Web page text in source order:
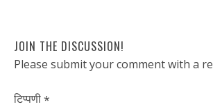
JOIN THE DISCUSSION!
Please submit your comment with a
टिप्पणी*